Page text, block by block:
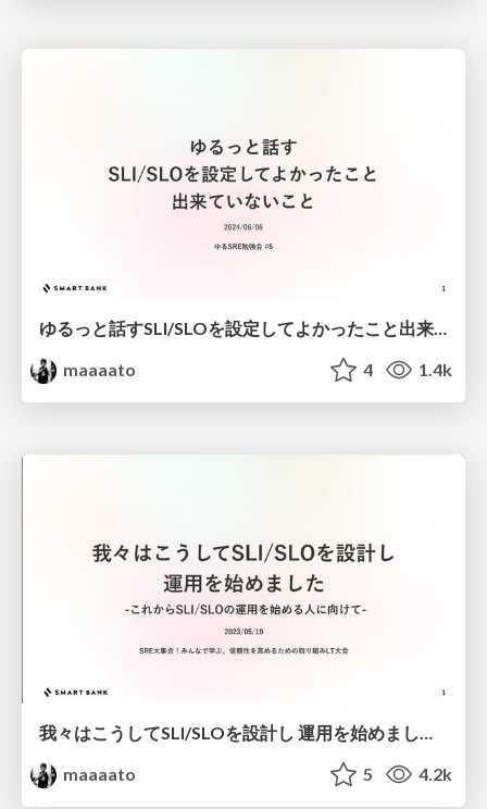
ゆるっと話すSLI/SLOを設定してよかったこと出来ていないこと
maaaato
4 1.4k
我々はこうしてSLI/SLOを設計し 運用を始めました -これからSLI/SLOの運用を始める人に向けて-
maaaato
5 4.2k